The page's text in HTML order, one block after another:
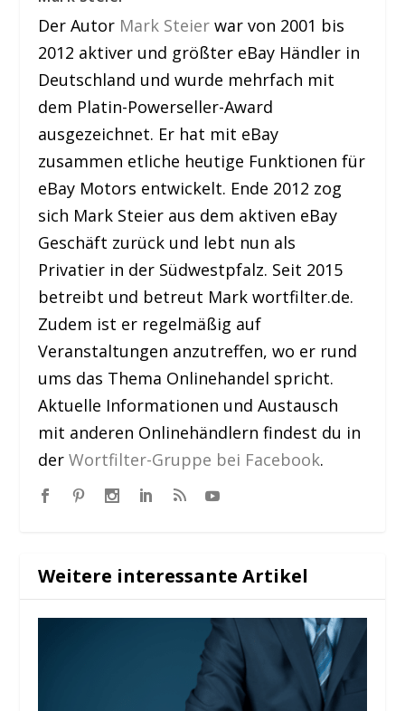
Der Autor Mark Steier war von 2001 bis
2012 aktiver und größter eBay Händler in
Deutschland und wurde mehrfach mit
dem Platin-Powerseller-Award
ausgezeichnet. Er hat mit eBay
zusammen etliche heutige Funktionen für
eBay Motors entwickelt. Ende 2012 zog
sich Mark Steier aus dem aktiven eBay
Geschäft zurück und lebt nun als
Privatier in der Südwestpfalz. Seit 2015
betreibt und betreut Mark wortfilter.de.
Zudem ist er regelmäßig auf
Veranstaltungen anzutreffen, wo er rund
ums das Thema Onlinehandel spricht.
Aktuelle Informationen und Austausch
mit anderen Onlinehändlern findest du in
derWortfilter-Gruppe bei Facebook.
Weitere interessante Artikel